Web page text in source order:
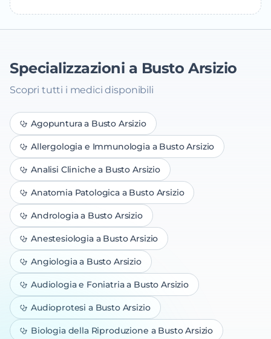
Specializzazioni a Busto Arsizio
Scopri tutti i medici disponibili
Agopunturaa Busto Arsizio
Allergologia e Immunologiaa Busto Arsizio
Analisi Cliniche a Busto Arsizio
Anatomia Patologicaa Busto Arsizio
Andrologiaa Busto Arsizio
Anestesiologiaa Busto Arsizio
Angiologiaa Busto Arsizio
Audiologia e Foniatriaa Busto Arsizio
Audioprotesi a Busto Arsizio
Biologia della Riproduzione a Busto Arsizio